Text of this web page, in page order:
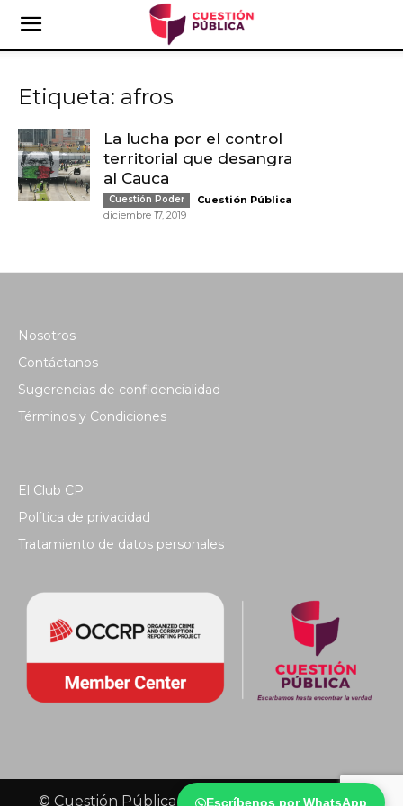
Escríbenos por WhatsApp
Etiqueta: afros
La lucha por el control
territorial que desangra
al Cauca
Cuestión Poder Cuestión Pública -
diciembre 17, 2019
Nosotros
Contáctanos
Sugerencias de confidencialidad
Términos y Condiciones
El Club CP
Política de privacidad
Tratamiento de datos personales
© Cuestión Pública 2018 - Todos los derechos